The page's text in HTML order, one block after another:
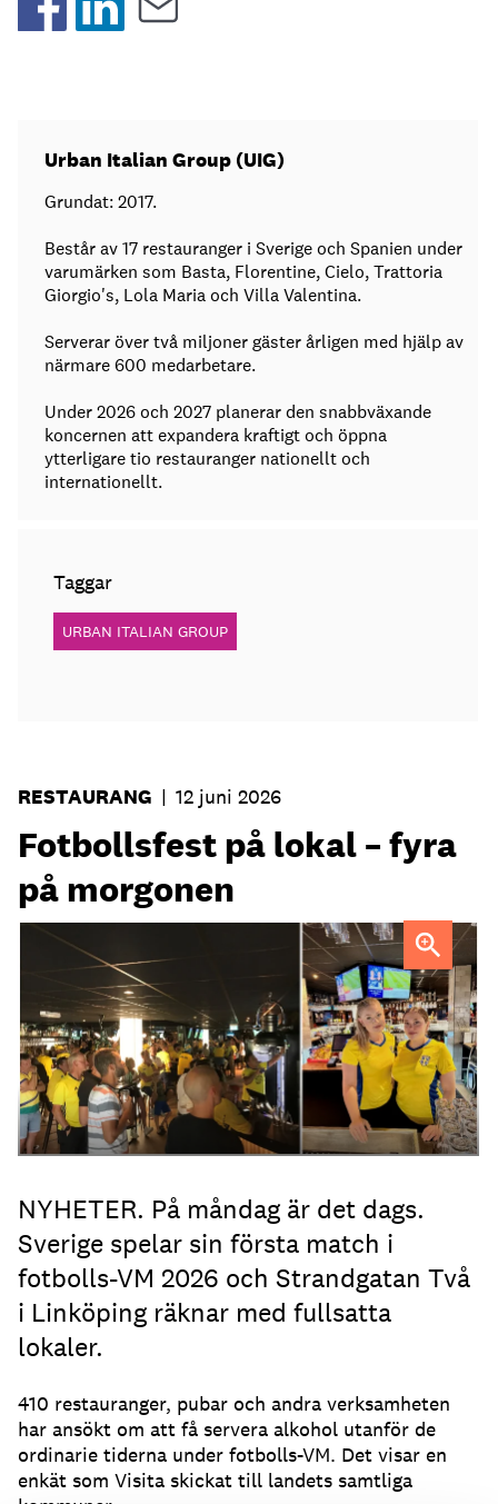
Urban Italian Group (UIG)
Grundat: 2017.
Består av 17 restauranger i Sverige och Spanien under
varumärken som Basta, Florentine, Cielo, Trattoria
Giorgio's, Lola Maria och Villa Valentina.
Serverar över två miljoner gäster årligen med hjälp av
närmare 600 medarbetare.
Under 2026 och 2027 planerar den snabbväxande
koncernen att expandera kraftigt och öppna
ytterligare tio restauranger nationellt och
internationellt.
Taggar
URBAN ITALIAN GROUP
RESTAURANG | 12 juni 2026
Fotbollsfest på lokal – fyra
på morgonen
Strandgatan Två välkomnar svenska fotbollsfans kl 04.
NYHETER. På måndag är det dags.
Sverige spelar sin första match i
fotbolls-VM 2026 och Strandgatan Två
i Linköping räknar med fullsatta
lokaler.
410 restauranger, pubar och andra verksamheten
har ansökt om att få servera alkohol utanför de
ordinarie tiderna under fotbolls-VM. Det visar en
enkät som Visita skickat till landets samtliga